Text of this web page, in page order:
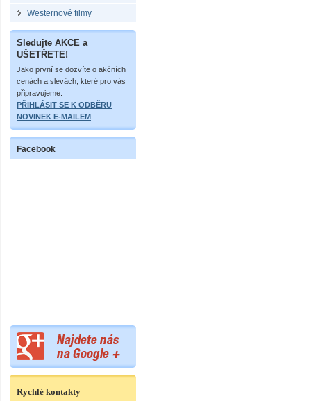
Westernové filmy
Sledujte AKCE a
UŠETŘETE!
Jako první se dozvíte o akčních
cenách a slevách, které pro vás
připravujeme.
PŘIHLÁSIT SE K ODBĚRU
NOVINEK E-MAILEM
Facebook
Rychlé kontakty